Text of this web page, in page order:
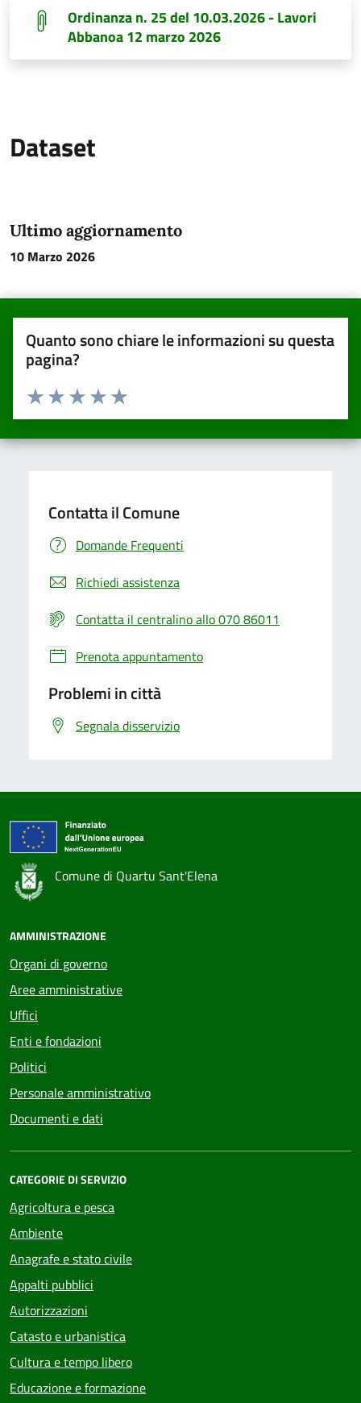
Ordinanza n. 25 del 10.03.2026 - Lavori
Abbanoa 12 marzo 2026
Dataset
Ultimo aggiornamento
10 Marzo 2026
Quanto sono chiare le informazioni su questa
pagina?
Valuta da 1 a 5 stelle la pagina
Valuta 5 stelle su 5
Valuta 4 stelle su 5
Valuta 3 stelle su 5
Valuta 2 stelle su 5
Valuta una stella su 5
Contatta il Comune
Domande Frequenti
Richiedi assistenza
Contatta il centralino allo 070 86011
Prenota appuntamento
Problemi in città
Segnala disservizio
Comune di Quartu Sant'Elena
AMMINISTRAZIONE
Organi di governo
Aree amministrative
Uffici
Enti e fondazioni
Politici
Personale amministrativo
Documenti e dati
CATEGORIE DI SERVIZIO
Agricoltura e pesca
Ambiente
Anagrafe e stato civile
Appalti pubblici
Autorizzazioni
Catasto e urbanistica
Cultura e tempo libero
Educazione e formazione